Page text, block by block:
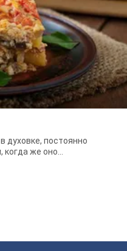
духовке, постоянно
когда же оно
когда следить ...